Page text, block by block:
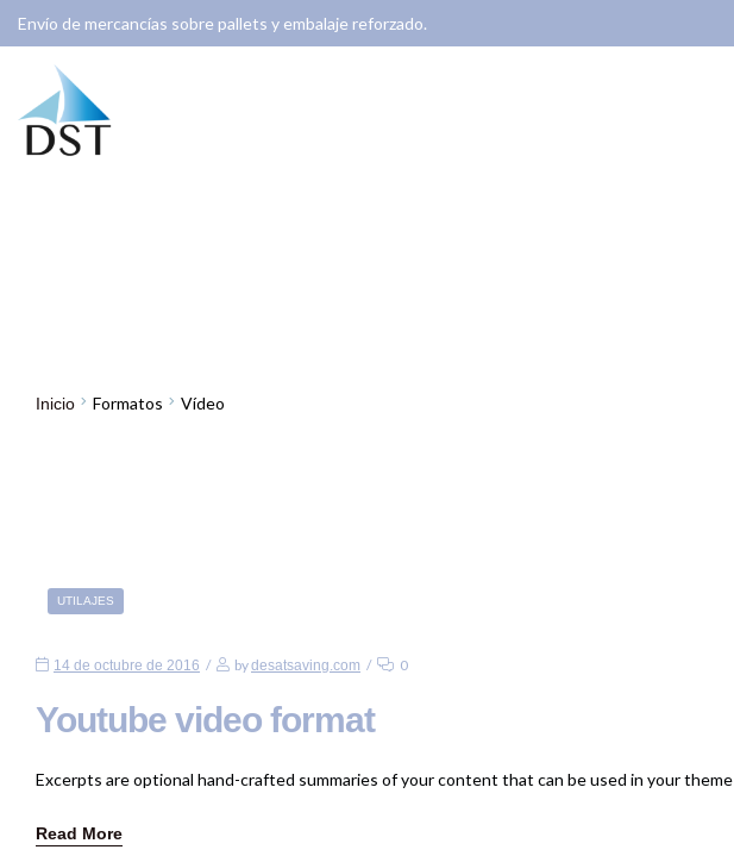
Envío de mercancías sobre pallets y embalaje reforzado.
Inicio Formatos Vídeo
UTILAJES
14 de octubre de 2016 bydesatsaving.com 0
Youtube video format
Excerpts are optional hand-crafted summaries of your content that can be used in your theme
Read More